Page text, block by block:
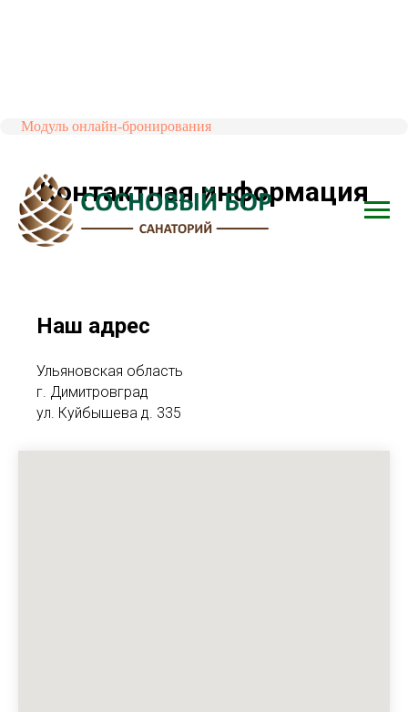
Модуль онлайн-бронирования
Контактная информация
Наш адрес
Ульяновская область
г. Димитровград
ул. Куйбышева д. 335